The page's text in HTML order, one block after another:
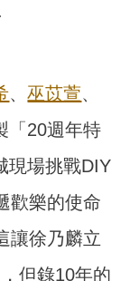
、巫苡萱、
「20週年特
現場挑戰DIY
歡樂的使命
讓徐乃麟立
但錄10年的